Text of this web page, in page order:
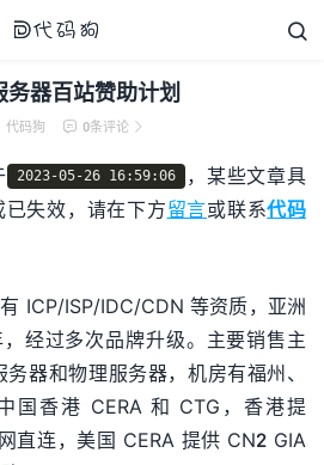

代码狗

器百站赞助计划
代码狗  0条评论 
2023-05-26 16:59:06
，某些文章具
失效，请在下方留言或联系代码
ICP/ISP/IDC/CDN 等资质，亚洲
经过多次品牌升级。主要销售主
务器和物理服务器，机房有福州、
国香港 CERA 和 CTG，香港提
直连，美国 CERA 提供 CN2 GIA